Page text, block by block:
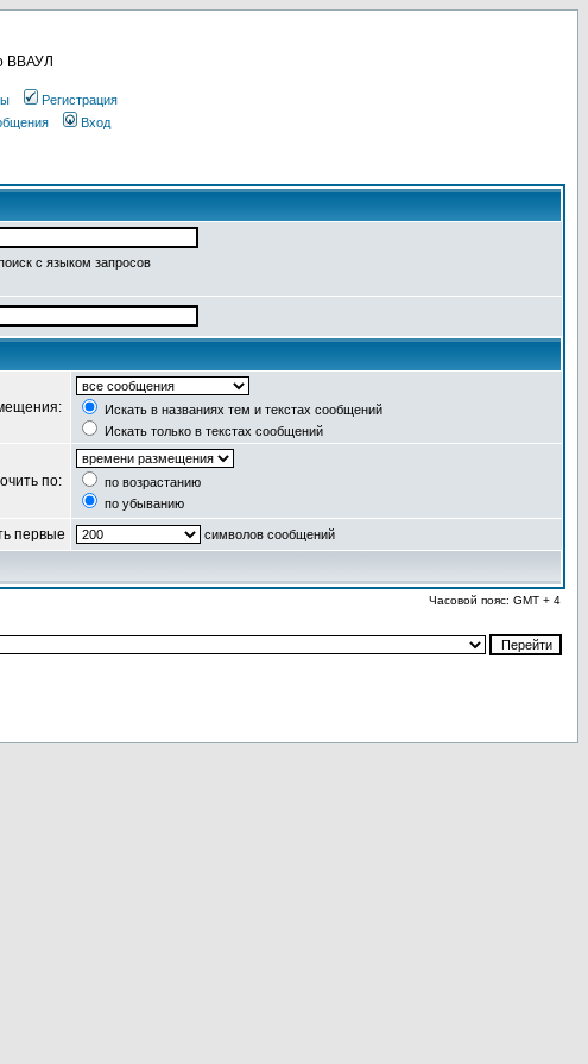
ВВАУЛ
Регистрация
Вход
с языком запросов
Искать в названиях тем и текстах сообщений
Искать только в текстах сообщений
по:
по возрастанию
по убыванию
первые символов сообщений
Часовой пояс: GMT + 4